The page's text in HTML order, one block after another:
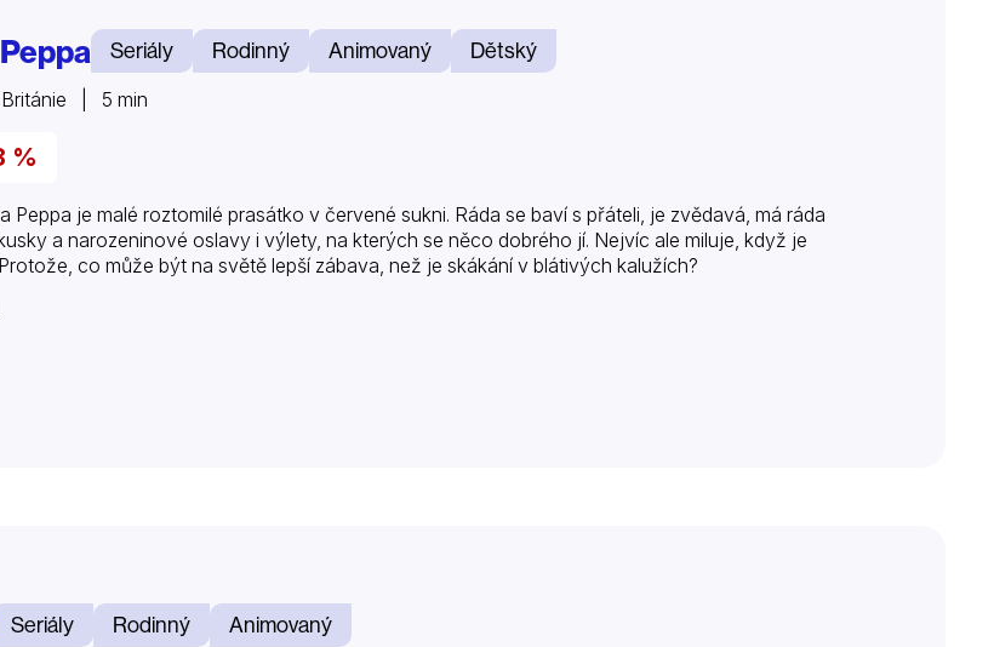
Seriály Rodinný Animovaný Dětský
| 5 min
%
Peppa je malé roztomilé prasátko v červené sukni. Ráda se baví s přáteli, je zvědavá, má ráda
a narozeninové oslavy i výlety, na kterých se něco dobrého jí. Nejvíc ale miluje, když je
co může být na světě lepší zábava, než je skákání v blátivých kalužích?
Seriály Rodinný Animovaný